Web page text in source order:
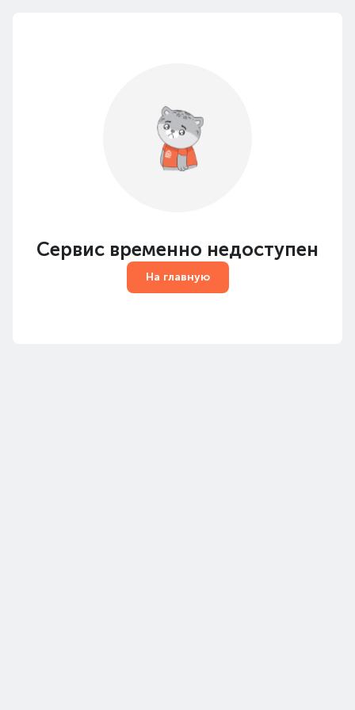
Сервис временно недоступен
На главную